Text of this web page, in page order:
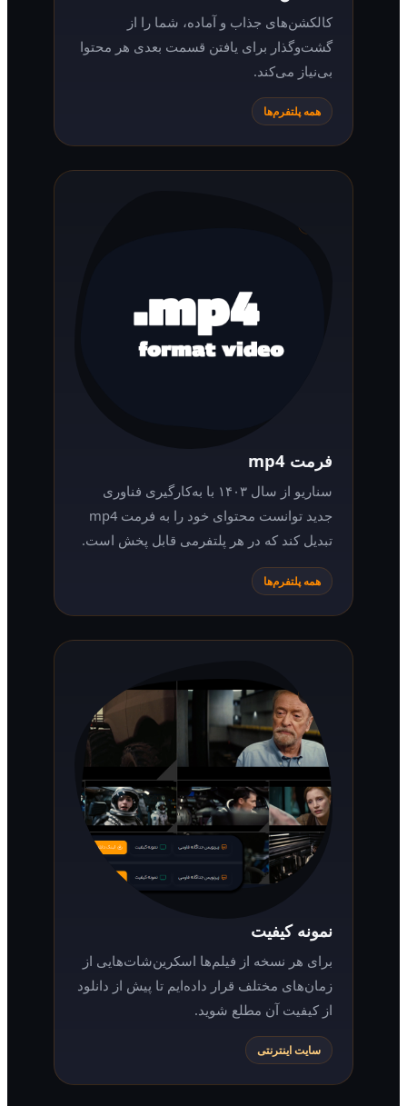
کالکشن‌های جذاب و آماده، شما را از
گشت‌وگذار برای یافتن قسمت بعدی هر محتوا
بی‌نیاز می‌کند.
همه پلتفرم‌ها
سناریو از سال ۱۴۰۳ با به‌کارگیری فناوری
جدید توانست محتوای خود را به فرمت mp4
تبدیل کند که در هر پلتفرمی قابل پخش است.
همه پلتفرم‌ها
نمونه کیفیت
برای هر نسخه از فیلم‌ها اسکرین‌شات‌هایی از
زمان‌های مختلف قرار داده‌ایم تا پیش از دانلود
از کیفیت آن مطلع شوید.
سایت اینترنتی